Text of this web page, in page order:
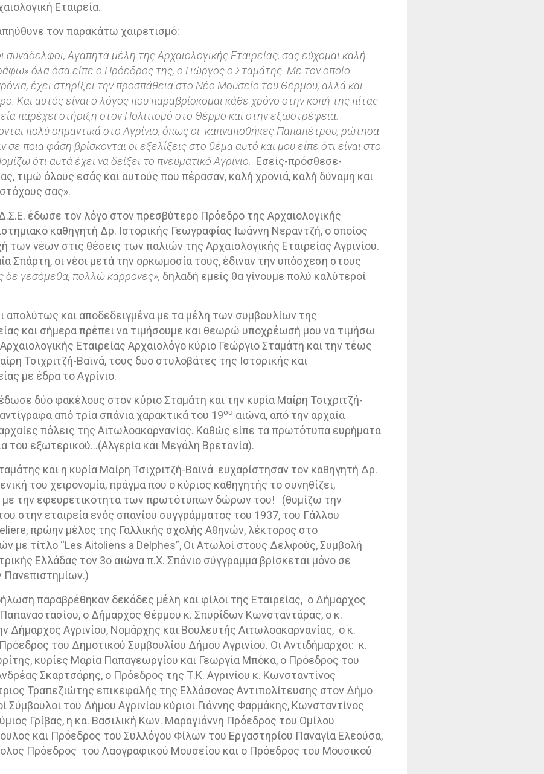
Εταιρεία.
τον παρακάτω χαιρετισμό:
συνάδελφοι, Αγαπητά μέλη της Αρχαιολογικής Εταιρείας, σας εύχομαι καλή
όλα όσα είπε ο Πρόεδρος της, ο Γιώργος ο Σταμάτης. Με τον οποίο
έχει στηρίξει την προσπάθεια στο Νέο Μουσείο του Θέρμου, αλλά και
Και αυτός είναι ο λόγος που παραβρίσκομαι κάθε χρόνο στην κοπή της πίτας
παρέχει στήριξη στον Πολιτισμό στο Θέρμο και στην εξωστρέφεια.
πολύ σημαντικά στο Αγρίνιο, όπως οι καπναποθήκες Παπαπέτρου, ρώτησα
σε ποια φάση βρίσκονται οι εξελίξεις στο θέμα αυτό και μου είπε ότι είναι στο
ότι αυτά έχει να δείξει το πνευματικό Αγρίνιο.
Εσείς-πρόσθεσε-
τιμώ όλους εσάς και αυτούς που πέρασαν, καλή χρονιά, καλή δύναμη και
σας».
έδωσε τον λόγο στον πρεσβύτερο Πρόεδρο της Αρχαιολογικής
καθηγητή Δρ. Ιστορικής Γεωγραφίας Ιωάννη Νεραντζή, ο οποίος
των νέων στις θέσεις των παλιών της Αρχαιολογικής Εταιρείας Αγρινίου.
Σπάρτη, οι νέοι μετά την ορκωμοσία τους, έδιναν την υπόσχεση στους
δε γεσόμεθα, πολλώ κάρρονες», δηλαδή εμείς θα γίνουμε πολύ καλύτεροί
απολύτως και αποδεδειγμένα με τα μέλη των συμβουλίων της
και σήμερα πρέπει να τιμήσουμε και θεωρώ υποχρέωσή μου να τιμήσω
Εταιρείας Αρχαιολόγο κύριο Γεώργιο Σταμάτη και την τέως
Τσιχριτζή-Βαϊνά, τους δυο στυλοβάτες της Ιστορικής και
με έδρα το Αγρίνιο.
δύο φακέλους στον κύριο Σταμάτη και την κυρία Μαίρη Τσιχριτζή-
από τρία σπάνια χαρακτικά του 19ου αιώνα, από την αρχαία
πόλεις της Αιτωλοακαρνανίας. Καθώς είπε τα πρωτότυπα ευρήματα
του εξωτερικού…(Αλγερία και Μεγάλη Βρετανία).
και η κυρία Μαίρη Τσιχριτζή-Βαϊνά ευχαρίστησαν τον καθηγητή Δρ.
του χειρονομία, πράγμα που ο κύριος καθηγητής το συνηθίζει,
με την εφευρετικότητα των πρωτότυπων δώρων του!
(θυμίζω την
στην εταιρεία ενός σπανίου συγγράμματος του 1937, του Γάλλου
πρώην μέλος της Γαλλικής σχολής Αθηνών, λέκτορος στο
με τίτλο “Les Aitoliens a Delphes”, Οι Ατωλοί στους Δελφούς, Συμβολή
Ελλάδας τον 3ο αιώνα π.Χ. Σπάνιο σύγγραμμα βρίσκεται μόνο σε
Πανεπιστημίων.)
παραβρέθηκαν δεκάδες μέλη και φίλοι της Εταιρείας, ο Δήμαρχος
Παπαναστασίου, ο Δήμαρχος Θέρμου κ. Σπυρίδων Κωνσταντάρας, ο κ.
Δήμαρχος Αγρινίου, Νομάρχης και Βουλευτής Αιτωλοακαρνανίας, ο κ.
του Δημοτικού Συμβουλίου Δήμου Αγρινίου. Οι Αντιδήμαρχοι: κ.
κυρίες Μαρία Παπαγεωργίου και Γεωργία Μπόκα, ο Πρόεδρος του
Σκαρτσάρης, ο Πρόεδρος της Τ.Κ. Αγρινίου κ. Κωνσταντίνος
Τραπεζιώτης επικεφαλής της Ελλάσονος Αντιπολίτευσης στον Δήμο
Σύμβουλοι του Δήμου Αγρινίου κύριοι Γιάννης Φαρμάκης, Κωνσταντίνος
Γρίβας, η κα. Βασιλική Κων. Μαραγιάννη Πρόεδρος του Ομίλου
και Πρόεδρος του Συλλόγου Φίλων του Εργαστηρίου Παναγία Ελεούσα,
Πρόεδρος του Λαογραφικού Μουσείου και ο Πρόεδρος του Μουσικού